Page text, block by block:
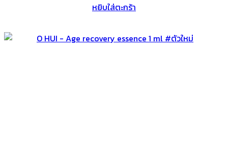
was:
หยิบใส่ตะกร้า